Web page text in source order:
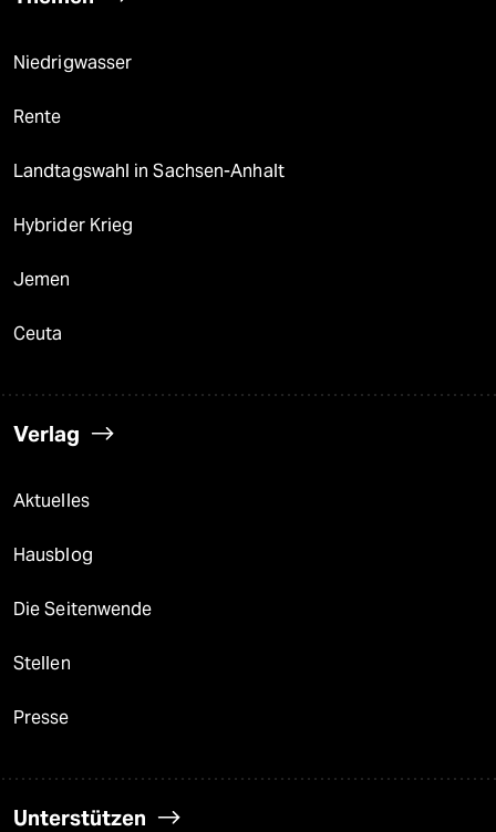
Niedrigwasser
Rente
Landtagswahl in Sachsen-Anhalt
Hybrider Krieg
Jemen
Ceuta
Verlag
Aktuelles
Hausblog
Die Seitenwende
Stellen
Presse
Unterstützen